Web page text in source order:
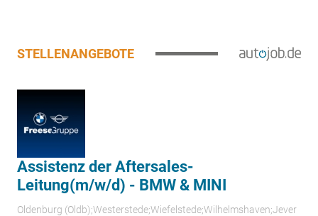
STELLENANGEBOTE
Assistenz der Aftersales-
Leitung(m/w/d) - BMW & MINI
Oldenburg (Oldb);Westerstede;Wiefelstede;Wilhelmshaven;Jever